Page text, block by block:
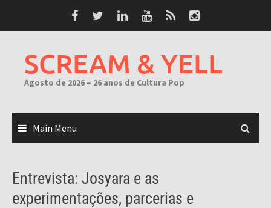
SCREAM & YELL
Agosto de 2026 – 26 anos de Cultura Pop
Main Menu
Entrevista: Josyara e as
experimentações, parcerias e